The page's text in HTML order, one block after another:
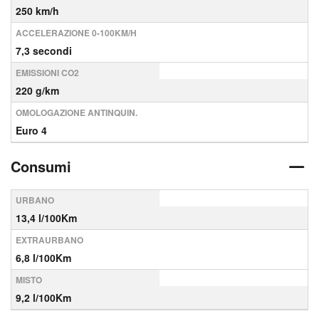
250 km/h
ACCELERAZIONE 0-100KM/H
7,3 secondi
EMISSIONI CO2
220 g/km
OMOLOGAZIONE ANTINQUIN.
Euro 4
Consumi
URBANO
13,4 l/100Km
EXTRAURBANO
6,8 l/100Km
MISTO
9,2 l/100Km